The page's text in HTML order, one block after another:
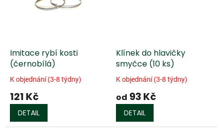
Imitace rybí kosti
(černobílá)
K objednání (3-8 týdny)
121 Kč
DETAIL
Klínek do hlavičky
smyčce (10 ks)
K objednání (3-8 týdny)
od 93 Kč
DETAIL